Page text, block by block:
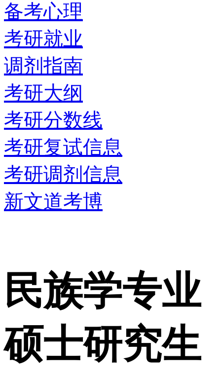
备考心理
考研就业
调剂指南
考研大纲
考研分数线
考研复试信息
考研调剂信息
新文道考博
民族学专业
硕士研究生